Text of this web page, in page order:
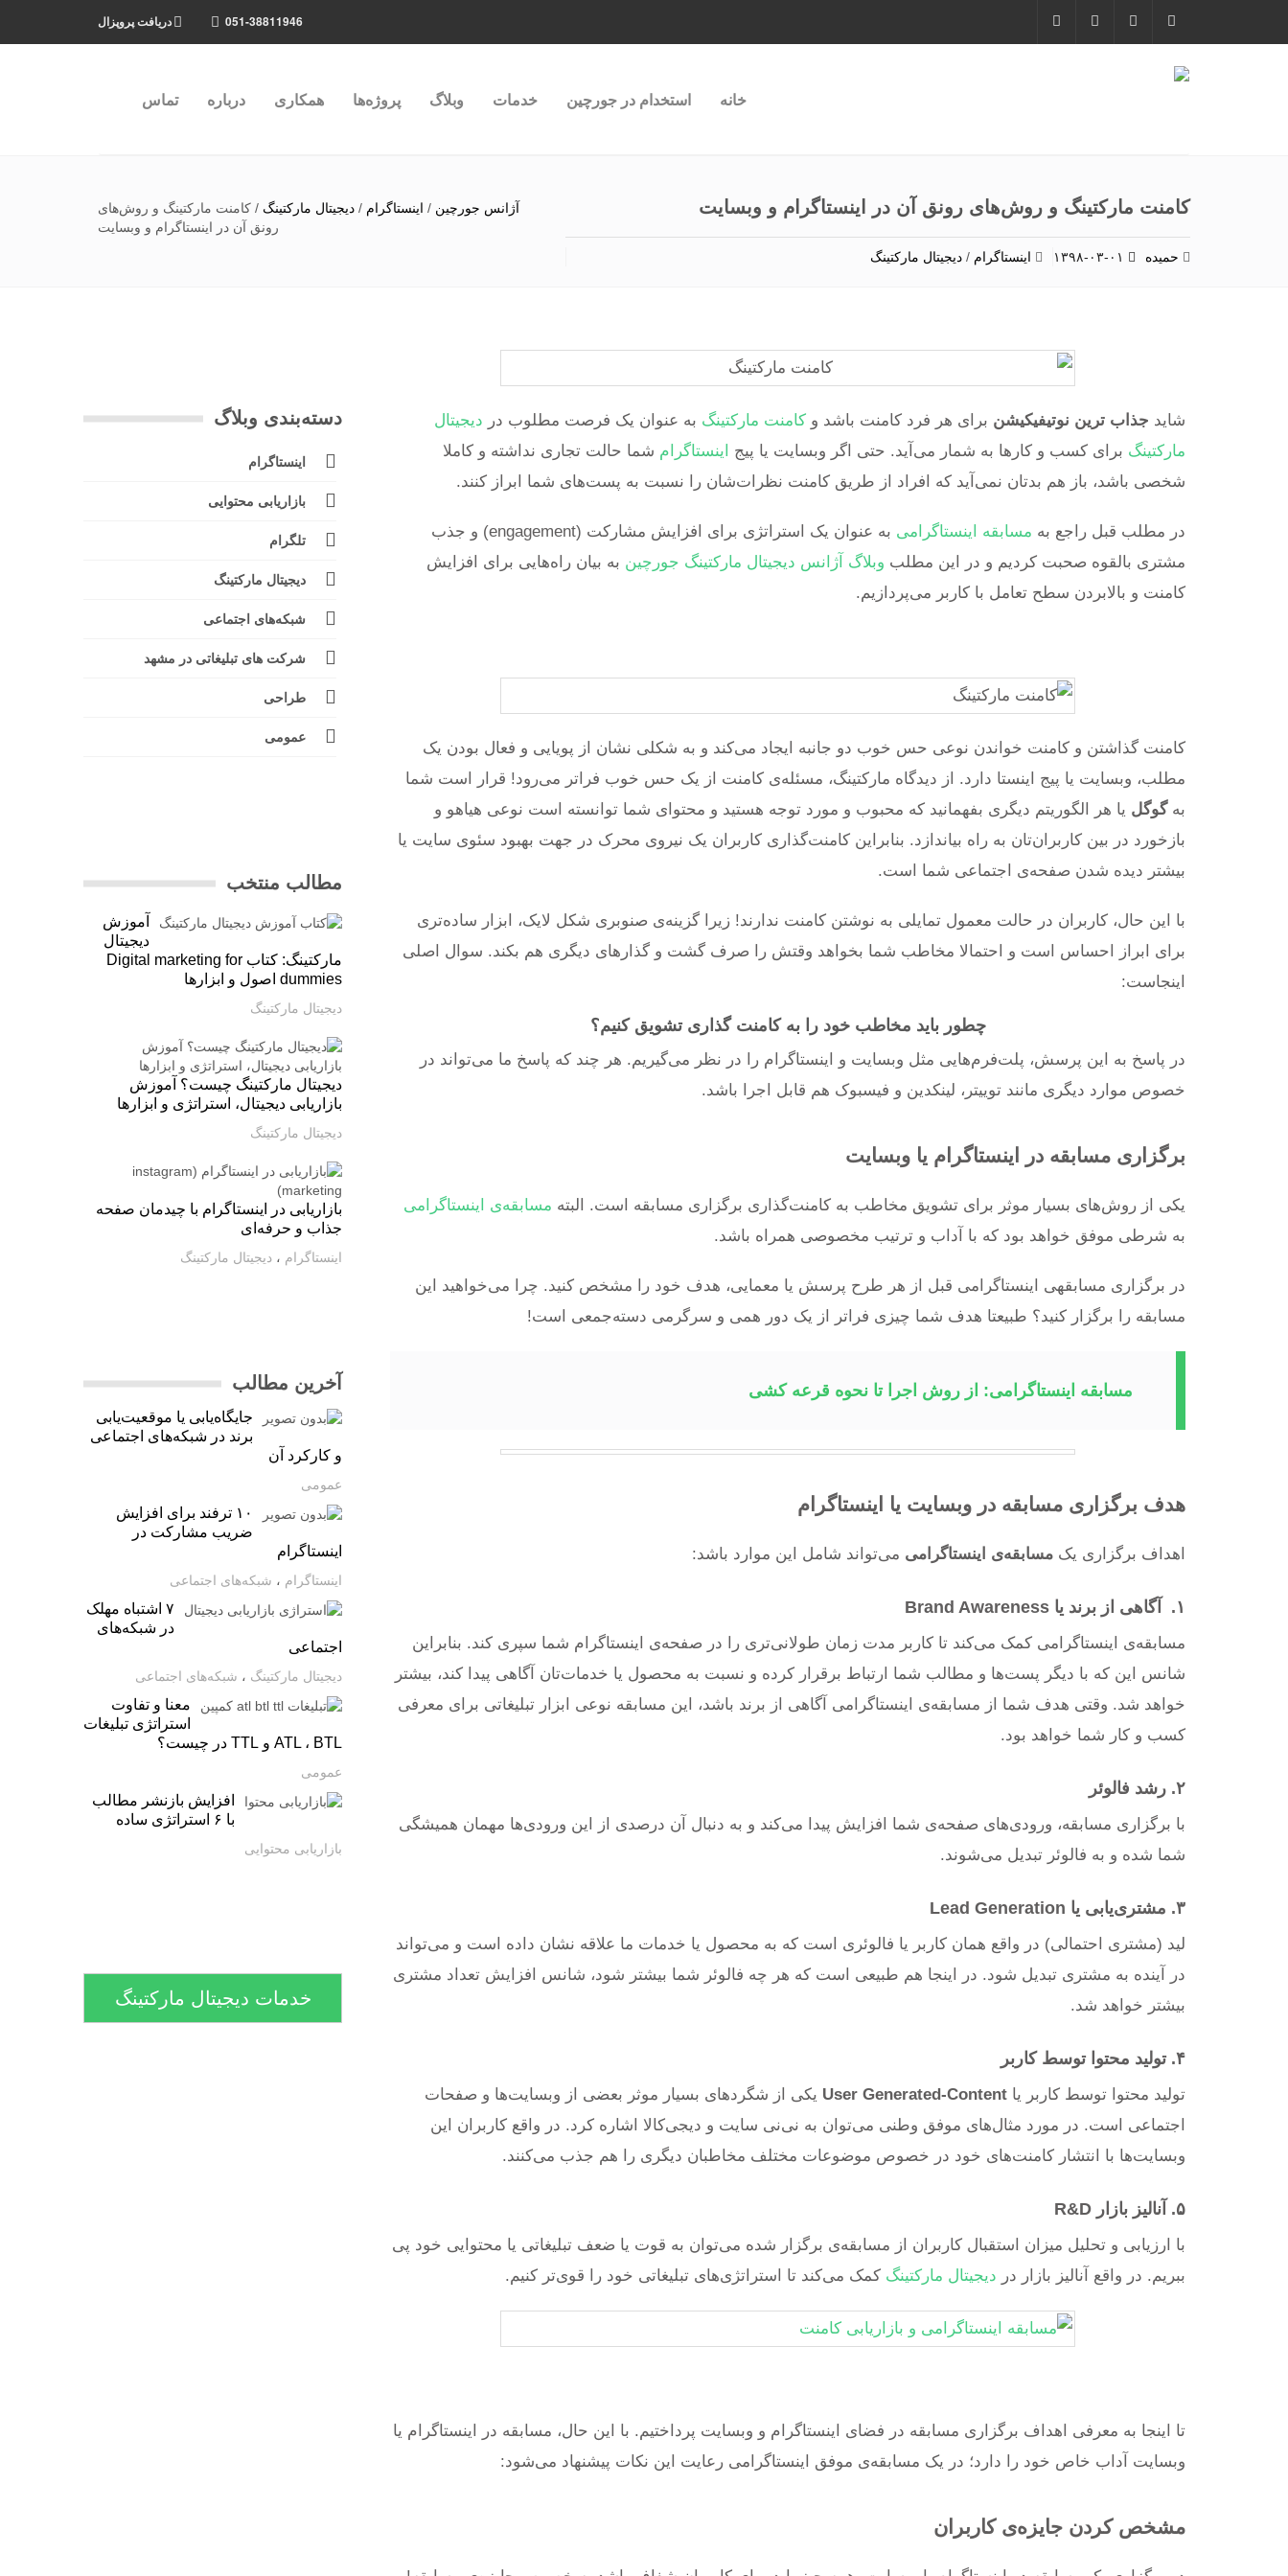
دریافت پروپزال 051-38811946
خانه استخدام در جورچین خدمات وبلاگ پروژه‌ها همکاری درباره تماس
کامنت مارکتینگ و روش‌های رونق آن در اینستاگرام و وبسایت
حمیده اینستاگرام / دیجیتال مارکتینگ
آژانس جورچین / اینستاگرام / دیجیتال مارکتینگ / کامنت مارکتینگ و روش‌های
رونق آن در اینستاگرام و وبسایت
شاید جذاب ترین نوتیفیکیشن برای هر فرد کامنت باشد و کامنت مارکتینگ به عنوان یک فرصت مطلوب در دیجیتال
مارکتینگ برای کسب و کارها به شمار می‌آید. حتی اگر وبسایت یا پیج اینستاگرام شما حالت تجاری نداشته و کاملا
شخصی باشد، باز هم بدتان نمی‌آید که افراد از طریق کامنت نظرات‌شان را نسبت به پست‌های شما ابراز کنند.
در مطلب قبل راجع به مسابقه اینستاگرامی
به عنوان یک استراتژی برای افزایش مشارکت (engagement) و جذب
مشتری بالقوه صحبت کردیم و در این مطلب وبلاگ آژانس دیجیتال مارکتینگ جورچین به بیان راه‌هایی برای افزایش
کامنت و بالابردن سطح تعامل با کاربر می‌پردازیم.
کامنت گذاشتن و کامنت خواندن نوعی حس خوب دو جانبه ایجاد می‌کند و به شکلی نشان از پویایی و فعال بودن یک
مطلب، وبسایت یا پیج اینستا دارد. از دیدگاه مارکتینگ، مسئله‌ی کامنت از یک حس خوب فراتر می‌رود! قرار است شما
بهگوگل یا هر الگوریتم دیگری بفهمانید که محبوب و مورد توجه هستید و محتوای شما توانسته است نوعی هیاهو و
بازخورد در بین کاربران‌تان به راه بیاندازد. بنابراین کامنت‌گذاری کاربران یک نیروی محرک در جهت بهبود سئوی سایت یا
بیشتر دیده شدن صفحه‌ی اجتماعی شما است.
با این حال، کاربران در حالت معمول تمایلی به نوشتن کامنت ندارند! زیرا گزینه‌ی صنوبری شکل لایک، ابزار ساده‌تری
برای ابراز احساس است و احتمالا مخاطب شما بخواهد وقتش را صرف گشت و گذارهای دیگری هم بکند. سوال اصلی
اینجاست:
چطور باید مخاطب خود را به کامنت گذاری تشویق کنیم؟
در پاسخ به این پرسش، پلت‌فرم‌هایی مثل وبسایت و اینستاگرام را در نظر می‌گیریم. هر چند که پاسخ ما می‌تواند در
خصوص موارد دیگری مانند توییتر، لینکدین و فیسبوک هم قابل اجرا باشد.
برگزاری مسابقه در اینستاگرام یا وبسایت
یکی از روش‌های بسیار موثر برای تشویق مخاطب به کامنت‌گذاری برگزاری مسابقه است. البته مسابقه‌ی اینستاگرامی
به شرطی موفق خواهد بود که با آداب و ترتیب مخصوصی همراه باشد.
در برگزاری مسابقه‎ی اینستاگرامی قبل از هر طرح پرسش یا معمایی، هدف خود را مشخص کنید. چرا می‌خواهید این
مسابقه را برگزار کنید؟ طبیعتا هدف شما چیزی فراتر از یک دور همی و سرگرمی دسته‌جمعی است!
مسابقه اینستاگرامی: از روش اجرا تا نحوه قرعه کشی
هدف برگزاری مسابقه در وبسایت یا اینستاگرام
اهداف برگزاری یک مسابقه‌ی اینستاگرامی می‌تواند شامل این موارد باشد:
۱. آگاهی از برند یا Brand Awareness
مسابقه‌ی اینستاگرامی کمک می‌کند تا کاربر مدت زمان طولانی‌تری را در صفحه‌ی اینستاگرام شما سپری کند. بنابراین
شانس این که با دیگر پست‌ها و مطالب شما ارتباط برقرار کرده و نسبت به محصول یا خدمات‌تان آگاهی پیدا کند، بیشتر
خواهد شد. وقتی هدف شما از مسابقه‌ی اینستاگرامی آگاهی از برند باشد، این مسابقه نوعی ابزار تبلیغاتی برای معرفی
کسب و کار شما خواهد بود.
۲. رشد فالوئر
با برگزاری مسابقه، ورودی‌های صفحه‌ی شما افزایش پیدا می‌کند و به دنبال آن درصدی از این ورودی‌ها مهمان همیشگی‌
شما شده و به فالوئر تبدیل می‌شوند.
۳. مشتری‌یابی یا Lead Generation
لید (مشتری احتمالی) در واقع همان کاربر یا فالوئری است که به محصول یا خدمات ما علاقه نشان داده است و می‌تواند
در آینده به مشتری تبدیل شود. در اینجا هم طبیعی است که هر چه فالوئر شما بیشتر شود، شانس افزایش تعداد مشتری
بیشتر خواهد شد.
۴. تولید محتوا توسط کاربر
تولید محتوا توسط کاربر یا
یکی از شگردهای بسیار موثر بعضی از وبسایت‌ها و صفحات
اجتماعی است. در مورد مثال‌های موفق وطنی می‌توان به نی‌نی سایت و دیجی‌کالا اشاره کرد. در واقع کاربران این
وبسایت‌ها با انتشار کامنت‌های خود در خصوص موضوعات مختلف مخاطبان دیگری را هم جذب می‌کنند.
۵. آنالیز بازار R&D
با ارزیابی و تحلیل میزان استقبال کاربران از مسابقه‌ی برگزار شده می‌توان به قوت یا ضعف تبلیغاتی یا محتوایی خود پی
ببریم. در واقع آنالیز بازار در دیجیتال مارکتینگ کمک می‌کند تا استراتژی‌های تبلیغاتی خود را قوی‌تر کنیم.
تا اینجا به معرفی اهداف برگزاری مسابقه در فضای اینستاگرام و وبسایت پرداختیم. با این حال، مسابقه در اینستاگرام یا
وبسایت آداب خاص خود را دارد؛ در یک مسابقه‌ی موفق اینستاگرامی رعایت این نکات پیشنهاد می‌شود:
مشخص کردن جایزه‌ی کاربران
دسته‌بندی وبلاگ
اینستاگرام
بازاریابی محتوایی
تلگرام
دیجیتال مارکتینگ
شبکه‌های اجتماعی
شرکت های تبلیغاتی در مشهد
طراحی
عمومی
مطالب منتخب
آموزش
دیجیتال
مارکتینگ: کتاب Digital marketing for
dummies اصول و ابزارها
دیجیتال مارکتینگ
دیجیتال مارکتینگ چیست؟ آموزش
بازاریابی دیجیتال، استراتژی و ابزارها
دیجیتال مارکتینگ
بازاریابی در اینستاگرام با چیدمان صفحه
جذاب و حرفه‌ای
اینستاگرام ، دیجیتال مارکتینگ
آخرین مطالب
جایگاه‌یابی یا موقعیت‌یابی
برند در شبکه‌های اجتماعی
و کارکرد آن
عمومی
۱۰ ترفند برای افزایش
ضریب مشارکت در
اینستاگرام
اینستاگرام ، شبکه‌های اجتماعی
۷ اشتباه مهلک
در شبکه‌های
اجتماعی
دیجیتال مارکتینگ ، شبکه‌های اجتماعی
معنا و تفاوت
استراتژی تبلیغات
ATL ، BTL و TTL در چیست؟
عمومی
افزایش بازنشر مطالب
با ۶ استراتژی ساده
بازاریابی محتوایی
خدمات دیجیتال مارکتینگ